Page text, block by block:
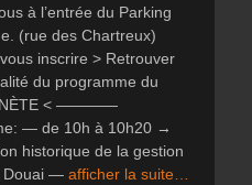
à l’entrée du Parking
(rue des Chartreux)
inscrire > Retrouver
du programme du
< ――――
— de 10h à 10h20 →
historique de la gestion
Douai — afficher la suite…